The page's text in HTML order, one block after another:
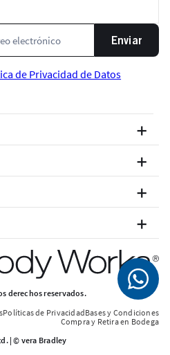
Enviar
de Privacidad de Datos
derechos reservados.
Políticas de PrivacidadBases y Condiciones
Compra y Retira en Bodega
| © vera Bradley